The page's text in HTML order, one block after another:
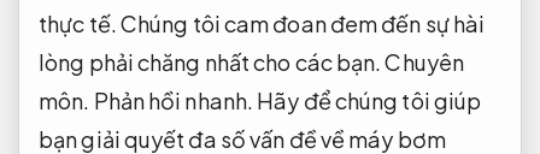
thực tế.Chúng tôi cam đoan đem đến sự hài
lòng phải chăng nhất cho các bạn.Chuyên
môn. Phản hồi nhanh. Hãy để chúng tôi giúp
bạn giải quyết đa số vấn đề về máy bơm